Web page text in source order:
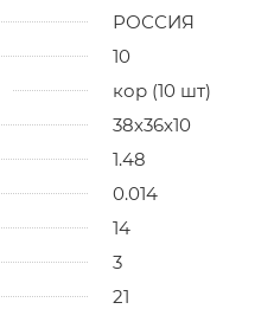
РОССИЯ
10
кор (10 шт)
38х36х10
1.48
0.014
14
3
21